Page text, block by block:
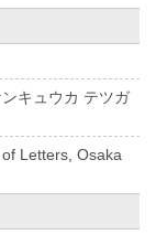
キュウカ テツガ
Letters, Osaka